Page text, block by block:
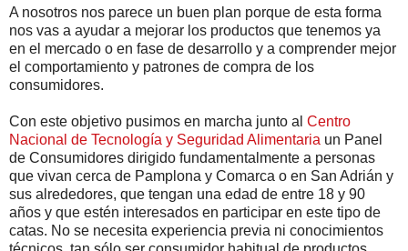
A nosotros nos parece un buen plan porque de esta forma
nos vas a ayudar a mejorar los productos que tenemos ya
en el mercado o en fase de desarrollo y a comprender mejor
el comportamiento y patrones de compra de los
consumidores.
Con este objetivo pusimos en marcha junto al Centro
Nacional de Tecnología y Seguridad Alimentaria un Panel
de Consumidores dirigido fundamentalmente a personas
que vivan cerca de Pamplona y Comarca o en San Adrián y
sus alrededores, que tengan una edad de entre 18 y 90
años y que estén interesados en participar en este tipo de
catas. No se necesita experiencia previa ni conocimientos